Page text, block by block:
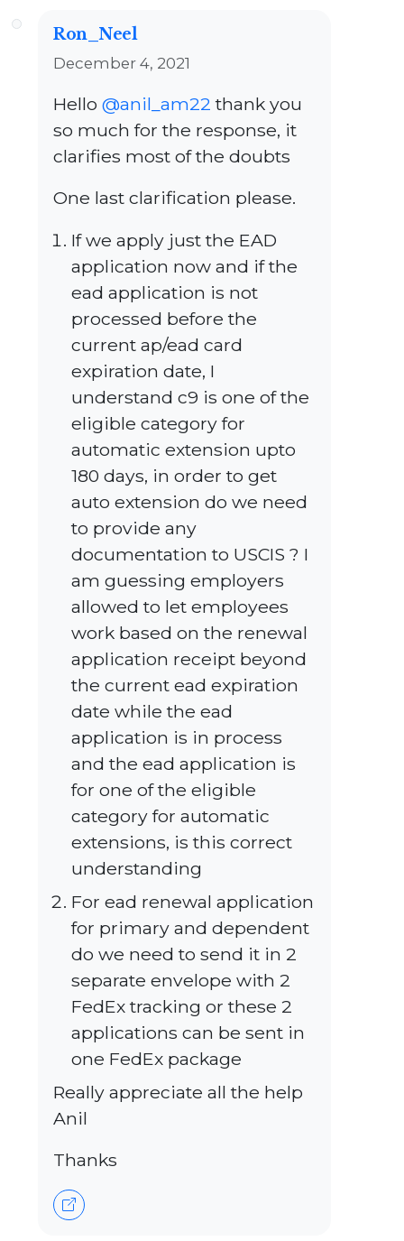
Ron_Neel
December 4, 2021
Hello@anil_am22 thank you
so much for the response, it
clarifies most of the doubts
One last clarification please.
If we apply just the EAD
application now and if the
ead application is not
processed before the
current ap/ead card
expiration date, I
understand c9 is one of the
eligible category for
automatic extension upto
180 days, in order to get
auto extension do we need
to provide any
documentation to USCIS ? I
am guessing employers
allowed to let employees
work based on the renewal
application receipt beyond
the current ead expiration
date while the ead
application is in process
and the ead application is
for one of the eligible
category for automatic
extensions, is this correct
understanding
For ead renewal application
for primary and dependent
do we need to send it in 2
separate envelope with 2
FedEx tracking or these 2
applications can be sent in
one FedEx package
Really appreciate all the help
Anil
Thanks